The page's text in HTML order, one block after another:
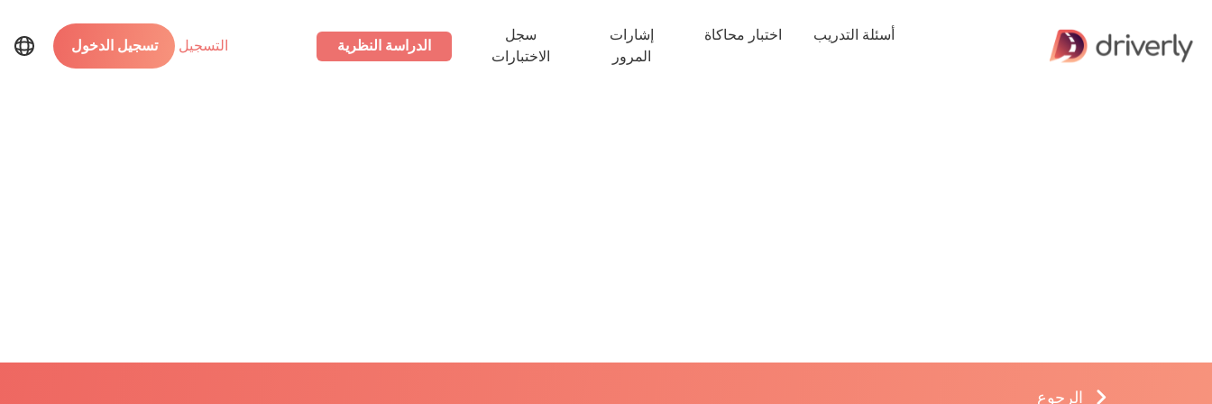
أسئلة التدريب اختبار محاكاة
إشارات
المرور
سجل
الاختبارات
الدراسة النظرية التسجيل تسجيل الدخول
الرجوع